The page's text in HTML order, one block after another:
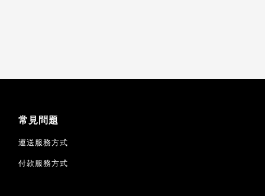
常見問題
運送服務方式
付款服務方式